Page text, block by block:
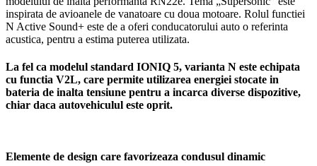
inspirata de avioanele de vanatoare cu doua motoare. Rolul functiei
N Active Sound+ este de a oferi conducatorului auto o referinta
acustica, pentru a estima puterea utilizata.
La fel ca modelul standard IONIQ 5, varianta N este echipata
cu functia V2L, care permite utilizarea energiei stocate in
bateria de inalta tensiune pentru a incarca diverse dispozitive,
chiar daca autovehiculul este oprit.
Elemente de design care favorizeaza condusul dinamic